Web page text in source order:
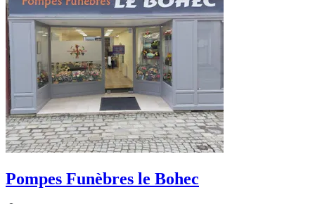
Pompes Funèbres le Bohec